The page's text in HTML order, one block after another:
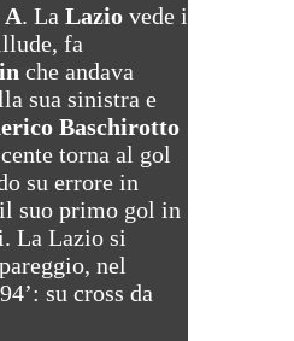
A. La Lazio vede i
fa
che andava
sua sinistra e
Baschirotto
torna al gol
su errore in
suo primo gol in
La Lazio si
nel
su cross da